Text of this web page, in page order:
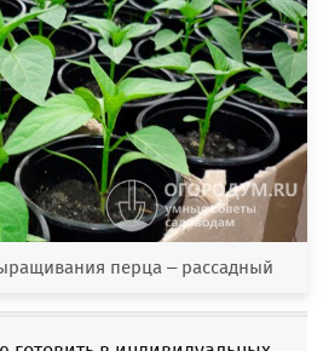
перца – рассадный